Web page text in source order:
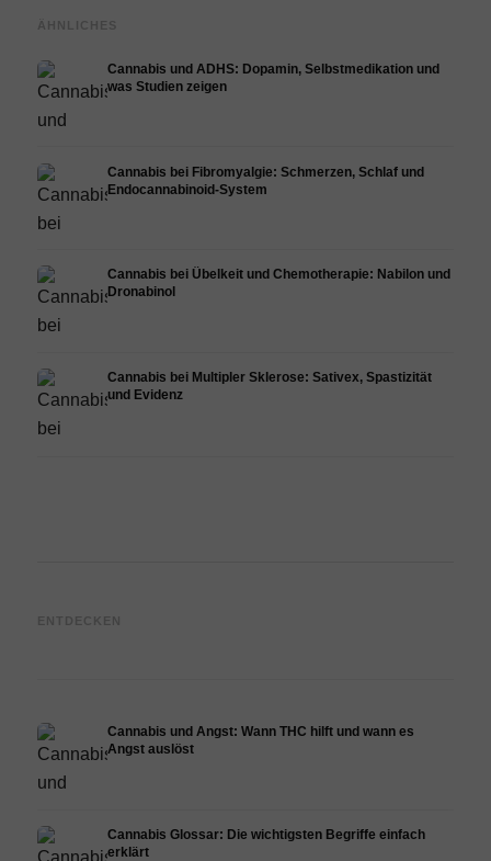
ÄHNLICHES
Cannabis und ADHS: Dopamin, Selbstmedikation und
was Studien zeigen
Cannabis bei Fibromyalgie: Schmerzen, Schlaf und
Endocannabinoid-System
Cannabis bei Übelkeit und Chemotherapie: Nabilon und
Dronabinol
Cannabis bei Multipler Sklerose: Sativex, Spastizität
und Evidenz
ENTDECKEN
Epidiolex und der Stand der
Cannabis und Angst: Wann THC hilft und wann es
Angst auslöst
Cannabis Glossar: Die wichtigsten Begriffe einfach
erklärt